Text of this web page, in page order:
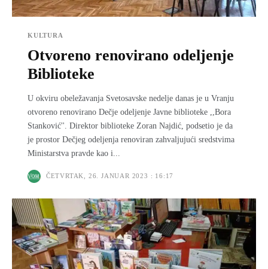
KULTURA
Otvoreno renovirano odeljenje
Biblioteke
U okviru obeležavanja Svetosavske nedelјe danas je u Vranju
otvoreno renovirano Dečje odelјenje Javne biblioteke ,,Bora
Stanković''. Direktor biblioteke Zoran Najdić, podsetio je da
je prostor Dečjeg odelјenja renoviran zahvalјujući sredstvima
Ministarstva pravde kao i...
ČETVRTAK, 26. JANUAR 2023 : 16:17